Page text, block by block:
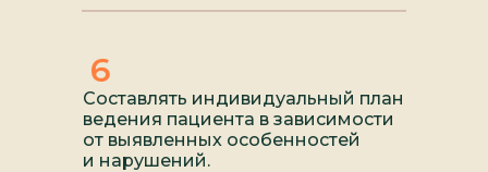
Составлять индивидуальный план
ведения пациента в зависимости
от выявленных особенностей
и нарушений.
6